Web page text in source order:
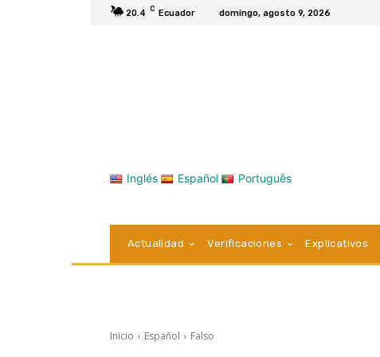
20.4 C Ecuador domingo, agosto 9, 2026
Inglés Español Português
Actualidad Verificaciones Explicativos
Inicio Español Falso